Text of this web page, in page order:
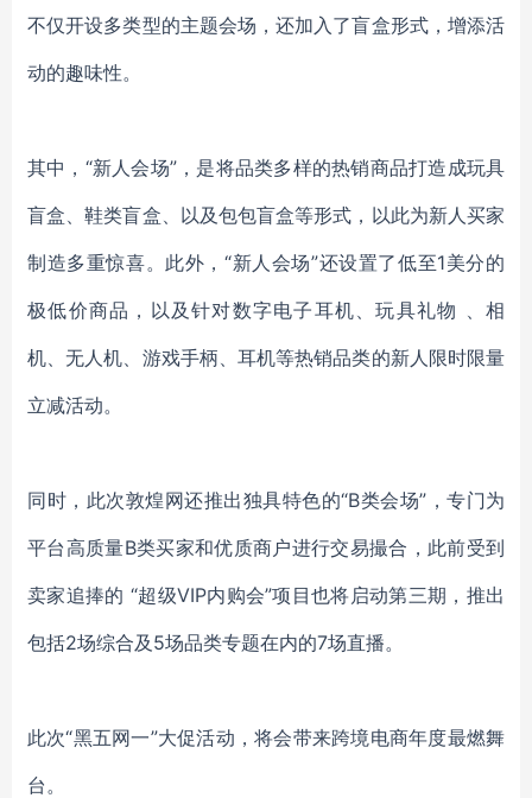
不仅开设多类型的主题会场，还加入了盲盒形式，增添活
动的趣味性。
其中，“新人会场”，是将品类多样的热销商品打造成玩具
盲盒、鞋类盲盒、以及包包盲盒等形式，以此为新人买家
制造多重惊喜。此外，“新人会场”还设置了低至1美分的
极低价商品，以及针对数字电子耳机、玩具礼物 、相
机、无人机、游戏手柄、耳机等热销品类的新人限时限量
立减活动。
同时，此次敦煌网还推出独具特色的“B类会场”，专门为
平台高质量B类买家和优质商户进行交易撮合，此前受到
卖家追捧的 “超级VIP内购会”项目也将启动第三期，推出
包括2场综合及5场品类专题在内的7场直播。
此次“黑五网一”大促活动，将会带来跨境电商年度最燃舞
台。